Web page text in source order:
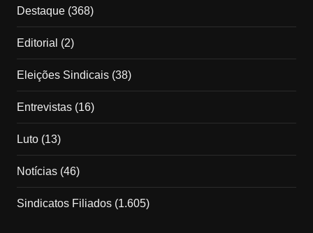
Destaque(368)
Editorial (2)
Eleições Sindicais(38)
Entrevistas(16)
Luto(13)
Notícias(46)
Sindicatos Filiados(1.605)